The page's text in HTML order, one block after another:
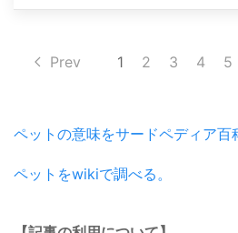
Prev 1 2 3 4 5
ペットの意味をサードペディア百
ペットをwikiで調べる。